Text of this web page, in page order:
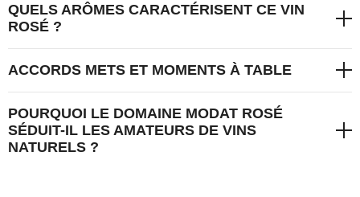
QUELS ARÔMES CARACTÉRISENT CE VIN
ROSÉ ?
ACCORDS METS ET MOMENTS À TABLE
POURQUOI LE DOMAINE MODAT ROSÉ
SÉDUIT-IL LES AMATEURS DE VINS
NATURELS ?